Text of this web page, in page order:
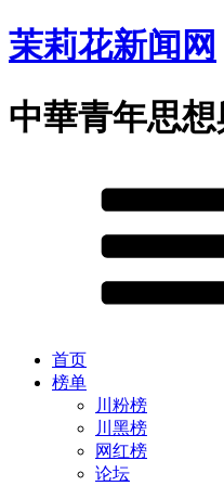
茉莉花新闻网
中華青年思
首页
榜单
川粉榜
川黑榜
网红榜
论坛